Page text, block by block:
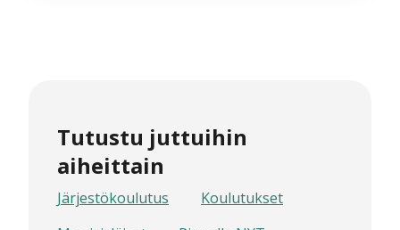
Tutustu juttuihin
aiheittain
Järjestökoulutus
Koulutukset